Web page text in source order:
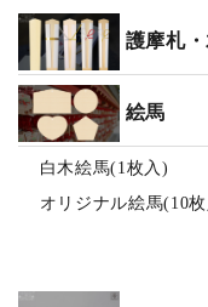
護摩札
絵馬
白木絵馬(1枚入)
オリジナル絵馬(10